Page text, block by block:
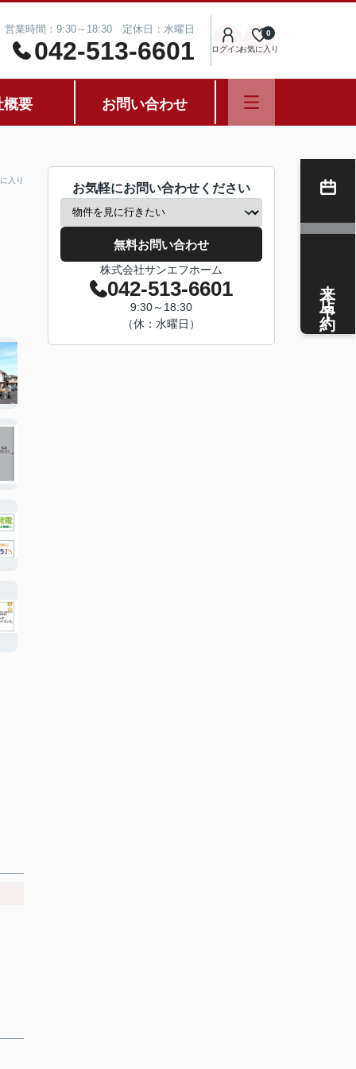
営業時間：9:30～18:30 定休日：水曜日
042-513-6601 ログインお気に入り
0
概要 お問い合わせ
入り
お気軽にお問い合わせください
無料お問い合わせ
株式会社サンエフホーム
042-513-6601
9:30～18:30
（休：水曜日）
来店予約